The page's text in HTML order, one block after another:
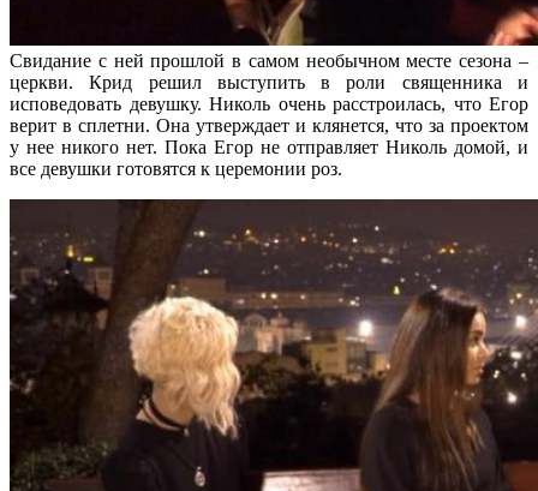
Свидание с ней прошлой в самом необычном месте сезона –
церкви. Крид решил выступить в роли священника и
исповедовать девушку. Николь очень расстроилась, что Егор
верит в сплетни. Она утверждает и клянется, что за проектом
у нее никого нет. Пока Егор не отправляет Николь домой, и
все девушки готовятся к церемонии роз.